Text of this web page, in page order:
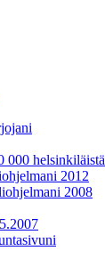
000 helsinkiläistä
2012
2008